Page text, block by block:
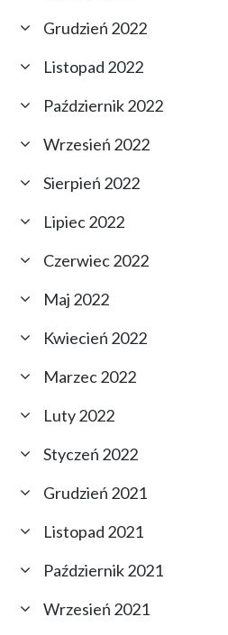
Grudzień 2022
Listopad 2022
Październik 2022
Wrzesień 2022
Sierpień 2022
Lipiec 2022
Czerwiec 2022
Maj 2022
Kwiecień 2022
Marzec 2022
Luty 2022
Styczeń 2022
Grudzień 2021
Listopad 2021
Październik 2021
Wrzesień 2021